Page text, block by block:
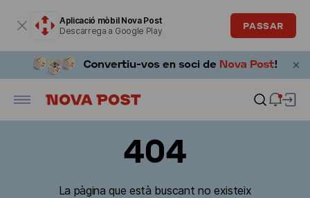
Aplicació mòbil Nova Post
Descarrega a Google Play
PASSAR
404
La pàgina que està buscant no existeix